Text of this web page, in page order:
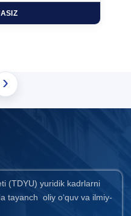
›
(TDYU) yuridik kadrlarni
tayanch oliy o‘quv va ilmiy-